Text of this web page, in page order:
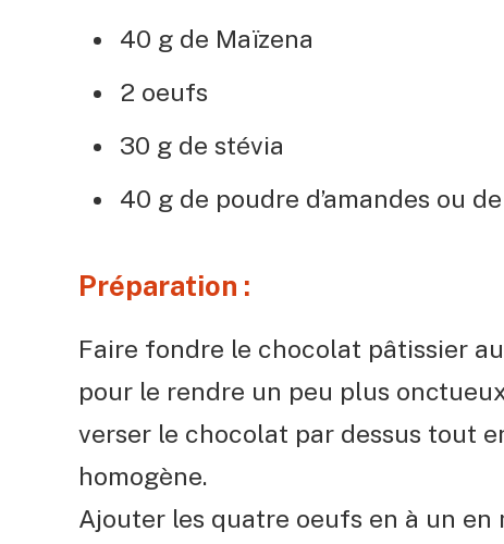
40 g de Maïzena
2 oeufs
30 g de stévia
40 g de poudre d’amandes ou
Préparation :
Faire fondre le chocolat pâtissier
pour le rendre un peu plus
verser le chocolat par dessus tout
homogène.
Ajouter les quatre oeufs en à un